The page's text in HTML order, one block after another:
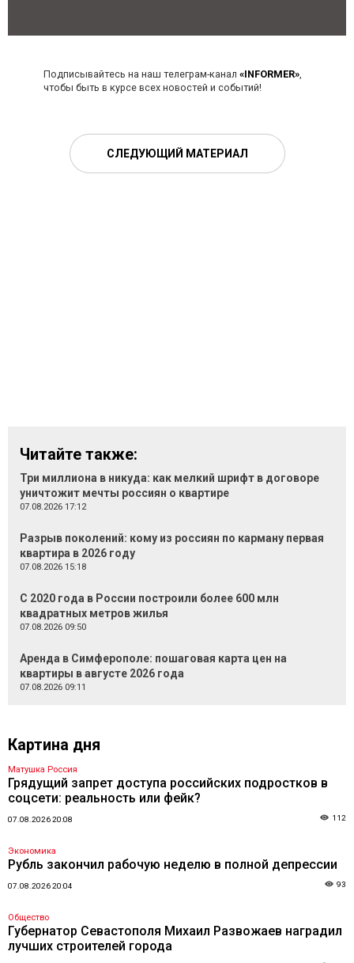
Подписывайтесь на наш телеграм-канал «INFORMER»,
чтобы быть в курсе всех новостей и событий!
СЛЕДУЮЩИЙ МАТЕРИАЛ
Читайте также:
Три миллиона в никуда: как мелкий шрифт в договоре
уничтожит мечты россиян о квартире
07.08.2026 17:12
Разрыв поколений: кому из россиян по карману первая
квартира в 2026 году
07.08.2026 15:18
С 2020 года в России построили более 600 млн
квадратных метров жилья
07.08.2026 09:50
Аренда в Симферополе: пошаговая карта цен на
квартиры в августе 2026 года
07.08.2026 09:11
Картина дня
Матушка Россия
Грядущий запрет доступа российских подростков в
соцсети: реальность или фейк?
07.08.2026 20:08 112
Экономика
Рубль закончил рабочую неделю в полной депрессии
07.08.2026 20:04 93
Общество
Губернатор Севастополя Михаил Развожаев наградил
лучших строителей города